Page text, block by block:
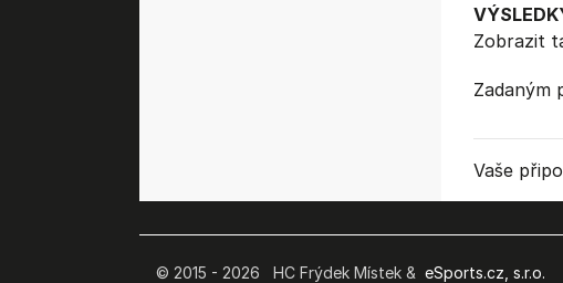
Zobrazit
Zadaným
Vaše
© 2015 - 2026 HC Frýdek Místek &eSports.cz, s.r.o.